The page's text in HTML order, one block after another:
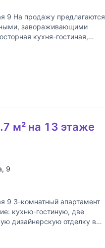
9 На продажу предлагаются
завораживающими
кухня-гостиная,
м² на 13 этаже
, 9
3-комнатный апартамент
кухню-гостиную, две
дизайнерскую отделку в